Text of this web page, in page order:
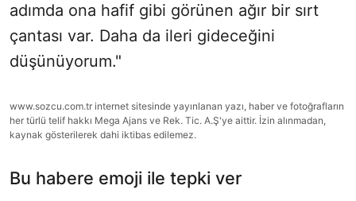
adımda ona hafif gibi görünen ağır bir sırt
çantası var. Daha da ileri gideceğini
düşünüyorum."
www.sozcu.com.tr internet sitesinde yayınlanan yazı, haber ve fotoğrafların
her türlü telif hakkı Mega Ajans ve Rek. Tic. A.Ş'ye aittir. İzin alınmadan,
kaynak gösterilerek dahi iktibas edilemez.
Bu habere emoji ile tepki ver